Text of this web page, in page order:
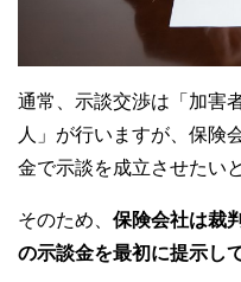
通常、示談交渉は「加害
人」が行いますが、保険
金で示談を成立させたい
そのため、 保険会社は裁
の示談金を最初に提示し